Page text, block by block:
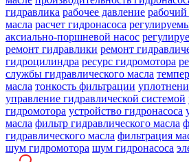
гидравлика рабочее давление рабочий
масла расчет гидронасоса
аксиально-поршневой насос
ремонт гидравлики ремонт
гидроцилиндра ресурс гидромотора
службы гидравлического масла
масла тонкость фильтрации
управление гидравлической системой
гидромотора устройство гидронасоса
масла фильтр гидравлического масла
гидравлического масла фильтрация
шум гидромотора шум гидронасоса